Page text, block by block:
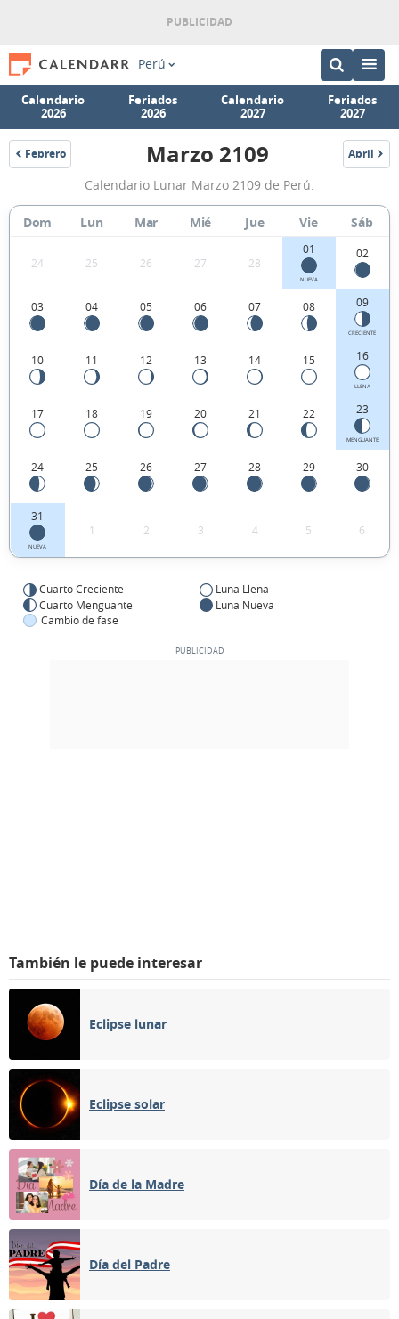
Perú
Calendario
2026
Feriados
2026
Calendario
2027
Feriados
2027
Febrero
2109
Calendario
Lunar
Marzo
Perú.
Marzo 2109 Abril
2109
Calendario Lunar Marzo 2109 de Perú.
Dom Lun Mar Mié Jue Vie Sáb
24 25 26 27 28
01
NUEVA
02
03 04 05 06 07 08 09
CRECIENTE
10 11 12 13 14 15 16
LLENA
17 18 19 20 21 22 23
MENGUANTE
24 25 26 27 28 29 30
31
NUEVA
1 2 3 4 5 6
Cuarto Creciente
Luna Llena
Cuarto Menguante
Luna Nueva
Cambio de fase
También le puede interesar
Eclipse lunar
Eclipse solar
Día de la Madre
Día del Padre